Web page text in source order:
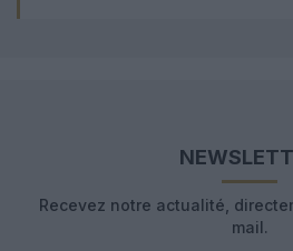
Recevez notre actualité,
mail.